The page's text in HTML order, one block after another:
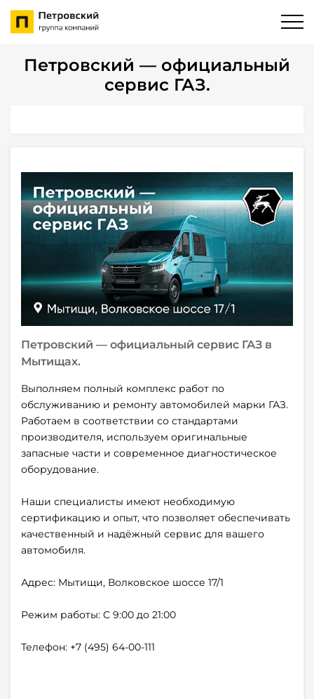
Петровский — официальный
сервис ГАЗ.
Петровский — официальный сервис ГАЗ в
Мытищах.
Выполняем полный комплекс работ по
обслуживанию и ремонту автомобилей марки ГАЗ.
Работаем в соответствии со стандартами
производителя, используем оригинальные
запасные части и современное диагностическое
оборудование.
Наши специалисты имеют необходимую
сертификацию и опыт, что позволяет обеспечивать
качественный и надёжный сервис для вашего
автомобиля.
Адрес: Мытищи, Волковское шоссе 17/1
Режим работы: C 9:00 до 21:00
Телефон: +7 (495) 64-00-111